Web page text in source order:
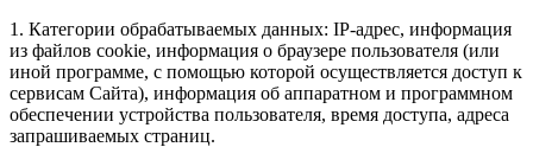
1. Категории обрабатываемых данных: IP-адрес, информация
из файлов cookie, информация о браузере пользователя (или
иной программе, с помощью которой осуществляется доступ к
сервисам Сайта), информация об аппаратном и программном
обеспечении устройства пользователя, время доступа, адреса
запрашиваемых страниц.